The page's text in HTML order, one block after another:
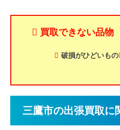
買取できない品物
破損がひどいもの
三鷹市の出張買取に